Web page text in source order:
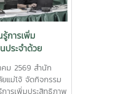
รู้การเพิ่ม
ประจำด้วย
ม 2569 สำนัก
แม่โจ้ จัดกิจกรรม
ารเพิ่มประสิทธิภาพ